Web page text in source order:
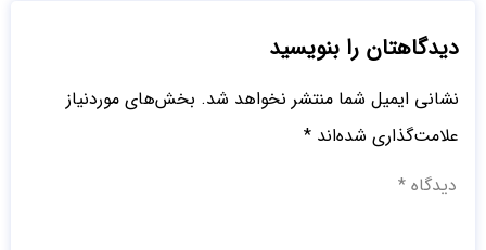
دیدگاهتان را بنویسید
نشانی ایمیل شما منتشر نخواهد شد. بخش‌های موردنیاز
علامت‌گذاری شده‌اند *